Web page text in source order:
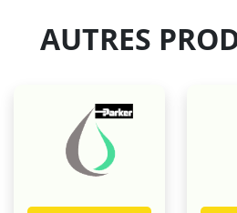
AUTRES